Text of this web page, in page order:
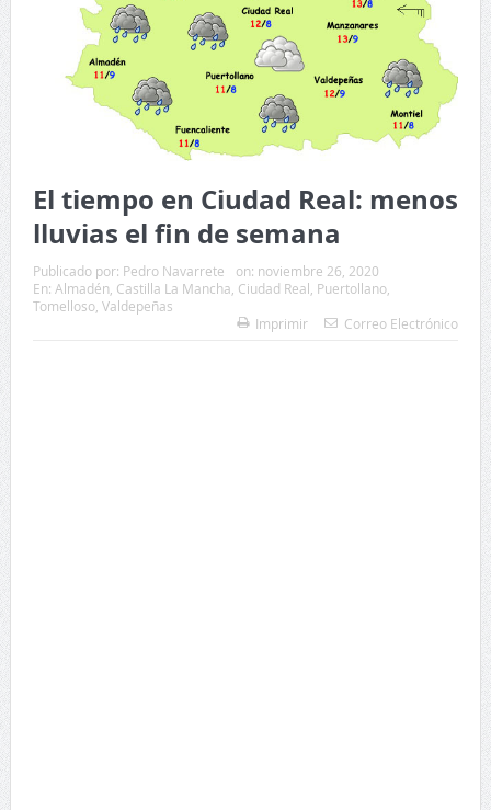
El tiempo en Ciudad Real: menos
lluvias el fin de semana
Publicado por: Pedro Navarrete on: noviembre 26, 2020
En: Almadén Castilla La Mancha Ciudad Real Puertollano,
Tomelloso, Valdepeñas
Imprimir
Correo Electrónico